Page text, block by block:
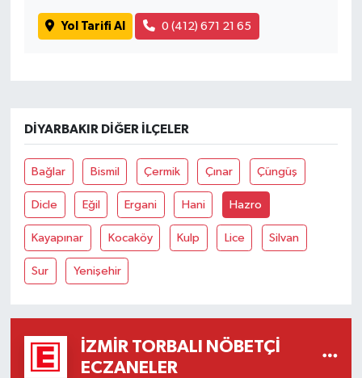
Yol Tarifi Al 0 (412) 671 21 65
DIYARBAKIR DIĞER İLÇELER
Bağlar Bismil Çermik Çınar Çüngüş
Dicle Eğil Ergani Hani Hazro
Kayapınar Kocaköy Kulp Lice Silvan
Sur Yenişehir
İZMIR TORBALI NÖBETÇI
ECZANELER